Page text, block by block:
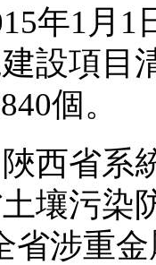
年1月1
設項目
個。
省系統
壤污染
省涉重